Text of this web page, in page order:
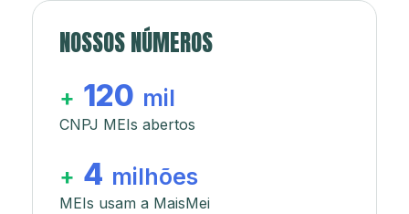
NOSSOS NÚMEROS
+ 120 mil
CNPJ MEIs abertos
+ 4 milhões
MEIs usam a MaisMei